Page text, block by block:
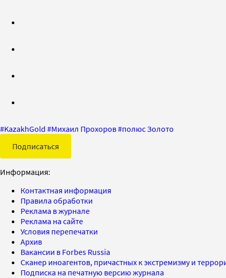
#KazakhGold #Михаил Прохоров#полюс Золото
Подписаться
Информация:
Контактная информация
Правила обработки
Реклама в журнале
Реклама на сайте
Условия перепечатки
Архив
Вакансии в Forbes Russia
Сканер иноагентов, причастных к экстремизму и
Подписка на печатную версию журнала